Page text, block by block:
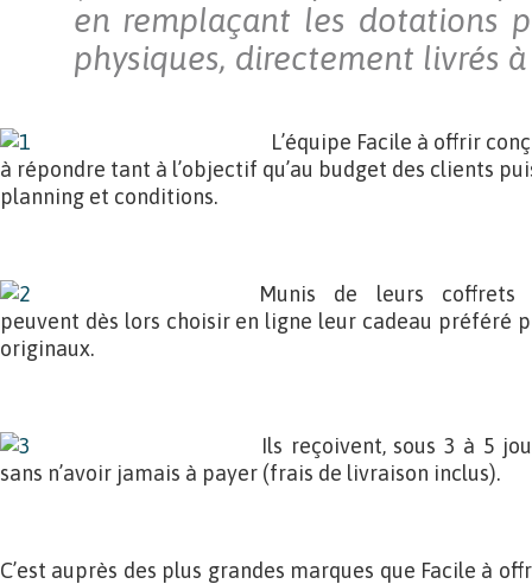
en remplaçant les dotations
physiques, directement livrés
L’équipe Facile à offrir
à répondre tant à l’objectif qu’au budget des clients
planning et conditions.
Munis de leurs coffrets
peuvent dès lors choisir en ligne leur cadeau préféré
originaux.
Ils reçoivent, sous 3 à 5
sans n’avoir jamais à payer (frais de livraison inclus).
C’est auprès des plus grandes marques que Facile à